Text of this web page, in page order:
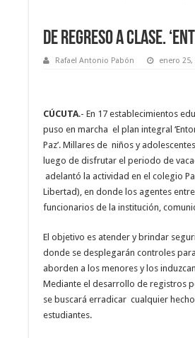
DE REGRESO A
Rafael Antonio Pabón enero 25,
CÚCUTA.- En 17 establecimientos
puso en marcha el plan integral
Paz’. Millares de niños y
luego de disfrutar el periodo de
adelantó la actividad en el colegio
Libertad), en donde los agentes
funcionarios de la institución,
El objetivo es atender y brindar
donde se desplegarán controles
aborden a los menores y los
Mediante el desarrollo de registros
se buscará erradicar cualquier
estudiantes.